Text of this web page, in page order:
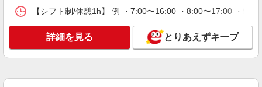
時給1550円〜2187円 ＜日払い有/週払い有/交
通費全支給(ガソリン代含む)＞
大阪市旭区内
キープ 詳細を見る
【シフト制/休憩1h】 例 ・7:00〜16:00 ・8:00〜17:00 ・
詳細を見る とりあえずキープ